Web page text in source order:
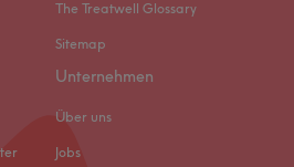
The Treatwell Glossary
Sitemap
Unternehmen
Über uns
Jobs